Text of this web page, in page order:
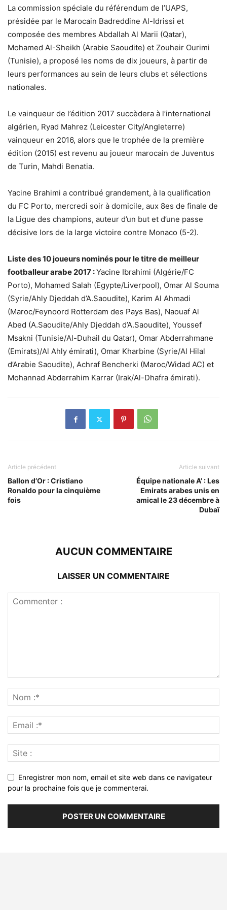
La commission spéciale du référendum de l’UAPS,
présidée par le Marocain Badreddine Al-Idrissi et
composée des membres Abdallah Al Marii (Qatar),
Mohamed Al-Sheikh (Arabie Saoudite) et Zouheir Ourimi
(Tunisie), a proposé les noms de dix joueurs, à partir de
leurs performances au sein de leurs clubs et sélections
nationales.
Le vainqueur de l’édition 2017 succèdera à l’international
algérien, Ryad Mahrez (Leicester City/Angleterre)
vainqueur en 2016, alors que le trophée de la première
édition (2015) est revenu au joueur marocain de Juventus
de Turin, Mahdi Benatia.
Yacine Brahimi a contribué grandement, à la qualification
du FC Porto, mercredi soir à domicile, aux 8es de finale de
la Ligue des champions, auteur d’un but et d’une passe
décisive lors de la large victoire contre Monaco (5-2).
Liste des 10 joueurs nominés pour le titre de meilleur
footballeur arabe 2017 :Yacine Ibrahimi (Algérie/FC
Porto), Mohamed Salah (Egypte/Liverpool), Omar Al Souma
(Syrie/Ahly Djeddah d’A.Saoudite), Karim Al Ahmadi
(Maroc/Feynoord Rotterdam des Pays Bas), Naouaf Al
Abed (A.Saoudite/Ahly Djeddah d’A.Saoudite), Youssef
Msakni (Tunisie/Al-Duhail du Qatar), Omar Abderrahmane
(Emirats)/Al Ahly émirati), Omar Kharbine (Syrie/Al Hilal
d’Arabie Saoudite), Achraf Bencherki (Maroc/Widad AC) et
Mohannad Abderrahim Karrar (Irak/Al-Dhafra émirati).
Article précédent
Ballon d’Or : Cristiano
Ronaldo pour la cinquième
fois
Article suivant
Équipe nationale A’ : Les
Emirats arabes unis en
amical le 23 décembre à
Dubaï
AUCUN COMMENTAIRE
LAISSER UN COMMENTAIRE
Enregistrer mon nom, email et site web dans ce navigateur
pour la prochaine fois que je commenterai.